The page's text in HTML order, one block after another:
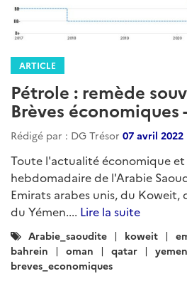
ARTICLE
Pétrole : remède
Brèves économiques
Rédigé par : DG Trésor 07 avril 2022
Toute l'actualité économique
hebdomadaire de l'Arabie
Emirats arabes unis, du Koweit,
du Yémen.... Lire la suite
Catégories
:
Arabie_saoudite koweit
bahrein
oman qatar
yemen
breves_economiques